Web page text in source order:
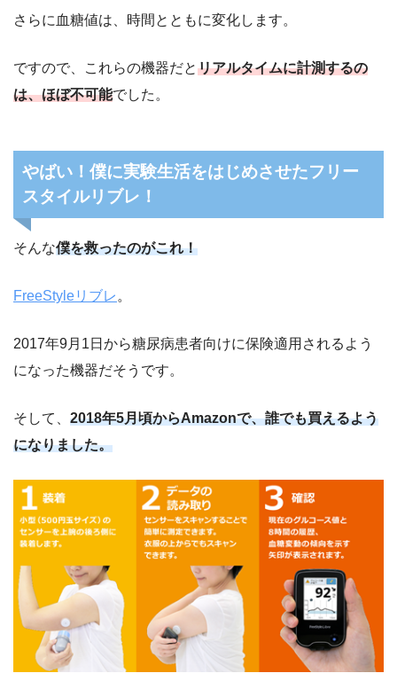
さらに血糖値は、時間とともに変化します。
ですので、これらの機器だとリアルタイムに計測するの
は、ほぼ不可能でした。
やばい！僕に実験生活をはじめさせたフリー
スタイルリブレ！
そんな僕を救ったのがこれ！
FreeStyleリブレ 。
2017年9月1日から糖尿病患者向けに保険適用されるよう
になった機器だそうです。
そして、 2018年5月頃からAmazonで、誰でも買えるよう
になりました。